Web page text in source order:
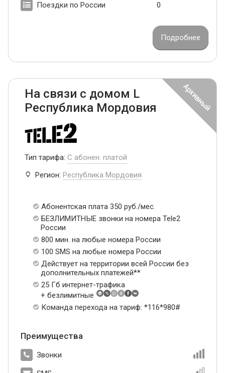
Поездки по России 0
Подробнее
На связи с домом L
Республика Мордовия
Тип тарифа: С абонен. платой
Регион: Республика Мордовия
Абонентская плата 350 руб./мес.
БЕЗЛИМИТНЫЕ звонки на номера Tele2
России
800 мин. на любые номера России
100 SMS на любые номера России
Действует на территории всей России без
дополнительных платежей**
25 Гб интернет-трафика
+ безлимитные
Команда перехода на тариф: *116*980#
Преимущества
Звонки